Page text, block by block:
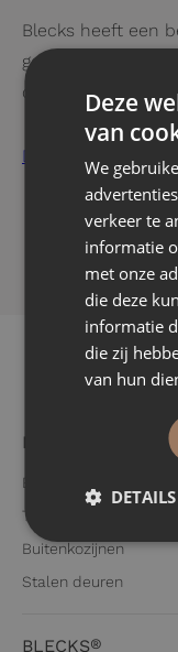
Blecks heeft een
gesteld in VCA*
ons VCA
Download het
Producten
Brandwerende deuren
Trappen
Buitenkozijnen
Stalen deuren
BLECKS®
Deze
van
We
verkeer te
informatie
met onze
die deze
informatie
die zij
van hun